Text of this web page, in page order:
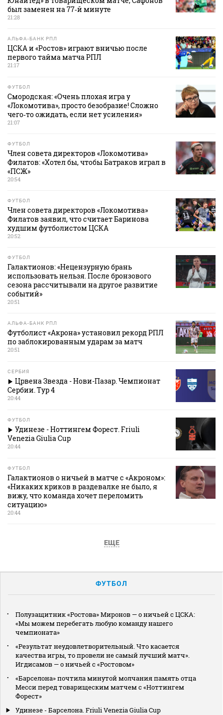
был заменен на 77‑й минуте
21:28
АЛЬФА-БАНК РПЛ
ЦСКА и «Ростов» играют вничью после
первого тайма матча РПЛ
21:17
ФУТБОЛ
Смородская: «Очень плохая игра у
«Локомотива», просто безобразие! Сложно
чего‑то ожидать, если нет усиления»
21:07
ФУТБОЛ
Член совета директоров «Локомотива»
Филатов: «Хотел бы, чтобы Батраков играл в
«ПСЖ»
20:54
ФУТБОЛ
Член совета директоров «Локомотива»
Филатов заявил, что считает Баринова
худшим футболистом ЦСКА
20:52
ФУТБОЛ
Галактионов: «Нецензурную брань
использовать нельзя. После бронзового
сезона рассчитывали на другое развитие
событий»
20:51
АЛЬФА-БАНК РПЛ
Футболист «Акрона» установил рекорд РПЛ
по заблокированным ударам за матч
20:51
СЕРБИЯ
Црвена Звезда - Нови-Пазар. Чемпионат
Сербии. Тур 4
20:44
ФУТБОЛ
Удинезе - Ноттингем Форест. Friuli
Venezia Giulia Cup
20:44
ФУТБОЛ
Галактионов о ничьей в матче с «Акроном»:
«Никаких криков в раздевалке не было, я
вижу, что команда хочет переломить
ситуацию»
20:44
ЕЩЕ
ФУТБОЛ
Полузащитник «Ростова» Миронов — о ничьей с ЦСКА:
«Мы можем перебегать любую команду нашего
чемпионата»
«Результат неудовлетворительный. Что касается
качества игры, то провели не самый лучший матч».
Игдисамов — о ничьей с «Ростовом»
«Барселона» почтила минутой молчания память отца
Месси перед товарищеским матчем с «Ноттингем
Форест»
Удинезе - Барселона. Friuli Venezia Giulia Cup